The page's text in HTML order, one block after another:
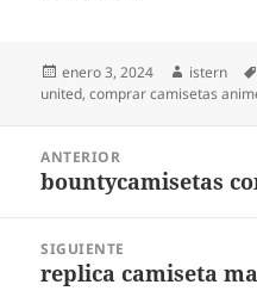
Publicado
el
enero 3, 2024 Autor
istern
united,comprar camisetas
entradas
ANTERIOR
Entrada
bountycamisetas
SIGUIENTE
Entrada
replica camiseta